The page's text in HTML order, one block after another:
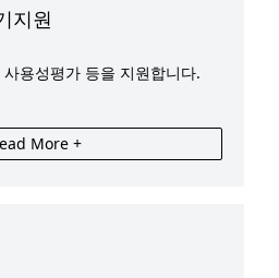
지원
사용성평가 등을 지원합니다.
More +